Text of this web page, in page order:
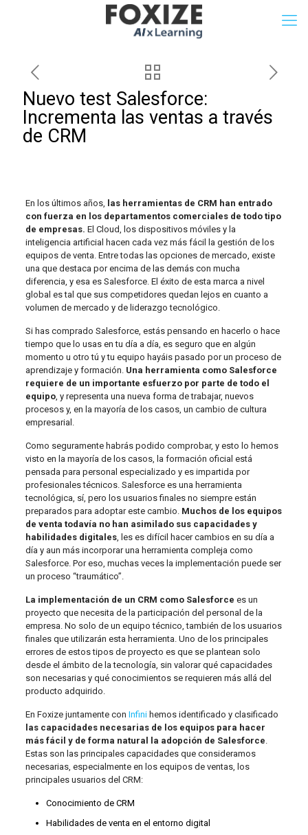
Nuevo test Salesforce:
Incrementa las ventas a través
de CRM
En los últimos años, las herramientas de CRM han entrado
con fuerza en los departamentos comerciales de todo tipo
de empresas. El Cloud, los dispositivos móviles y la
inteligencia artificial hacen cada vez más fácil la gestión de los
equipos de venta. Entre todas las opciones de mercado, existe
una que destaca por encima de las demás con mucha
diferencia, y esa es Salesforce. El éxito de esta marca a nivel
global es tal que sus competidores quedan lejos en cuanto a
volumen de mercado y de liderazgo tecnológico.
Si has comprado Salesforce, estás pensando en hacerlo o hace
tiempo que lo usas en tu día a día, es seguro que en algún
momento u otro tú y tu equipo hayáis pasado por un proceso de
aprendizaje y formación. Una herramienta como Salesforce
requiere de un importante esfuerzo por parte de todo el
equipo, y representa una nueva forma de trabajar, nuevos
procesos y, en la mayoría de los casos, un cambio de cultura
empresarial.
Como seguramente habrás podido comprobar, y esto lo hemos
visto en la mayoría de los casos, la formación oficial está
pensada para personal especializado y es impartida por
profesionales técnicos. Salesforce es una herramienta
tecnológica, sí, pero los usuarios finales no siempre están
preparados para adoptar este cambio. Muchos de los equipos
de venta todavía no han asimilado sus capacidades y
habilidades digitales, les es difícil hacer cambios en su día a
día y aun más incorporar una herramienta compleja como
Salesforce. Por eso, muchas veces la implementación puede ser
un proceso “traumático”.
La implementación de un CRM como Salesforce es un
proyecto que necesita de la participación del personal de la
empresa. No solo de un equipo técnico, también de los usuarios
finales que utilizarán esta herramienta. Uno de los principales
errores de estos tipos de proyecto es que se plantean solo
desde el ámbito de la tecnología, sin valorar qué capacidades
son necesarias y qué conocimientos se requieren más allá del
producto adquirido.
En Foxize juntamente con Infinihemos identificado y clasificado
las capacidades necesarias de los equipos para hacer
más fácil y de forma natural la adopción de Salesforce.
Estas son las principales capacidades que consideramos
necesarias, especialmente en los equipos de ventas, los
principales usuarios del CRM:
Conocimiento de CRM
Habilidades de venta en el entorno digital